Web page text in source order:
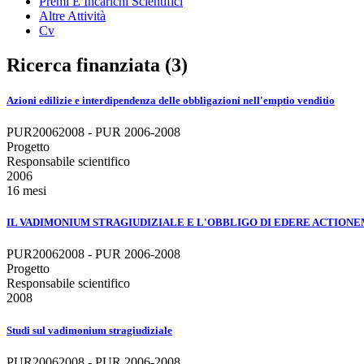
Altre Attività
Cv
Ricerca finanziata (3)
Azioni edilizie e interdipendenza delle obbligazioni nell'emptio venditio
PUR20062008 - PUR 2006-2008
Progetto
Responsabile scientifico
2006
16 mesi
IL VADIMONIUM STRAGIUDIZIALE E L'OBBLIGO DI EDERE
PUR20062008 - PUR 2006-2008
Progetto
Responsabile scientifico
2008
Studi sul vadimonium stragiudiziale